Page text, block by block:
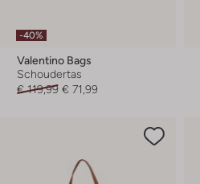
-40%
Valentino Bags
Schoudertas
€ 119,99 € 71,99